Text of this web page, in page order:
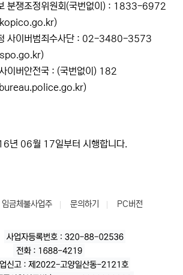
분쟁조정위원회(국번없이) : 1833-6972
)
사이버범죄수사단 : 02-3480-3573
)
이버안전국 : (국번없이) 182
)
년 06월 17일부터 시행합니다.
임금체불사업주 문의하기 PC버전